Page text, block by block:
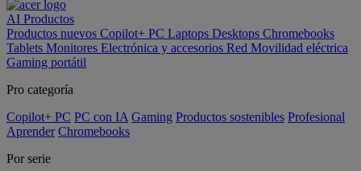
AI Productos
Productos nuevos Copilot+ PC Laptops Desktops Chromebooks
Tablets Monitores Electrónica y accesorios Red Movilidad eléctrica
Gaming portátil
Pro categoría
Copilot+ PC PC con IA Gaming Productos sostenibles Profesional
Aprender Chromebooks
Por serie